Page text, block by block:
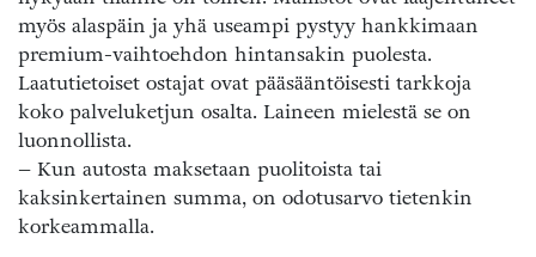
myös alaspäin ja yhä useampi pystyy hankkimaan
premium-vaihtoehdon hintansakin puolesta.
Laatutietoiset ostajat ovat pääsääntöisesti tarkkoja
koko palveluketjun osalta. Laineen mielestä se on
luonnollista.
– Kun autosta maksetaan puolitoista tai
kaksinkertainen summa, on odotusarvo tietenkin
korkeammalla.